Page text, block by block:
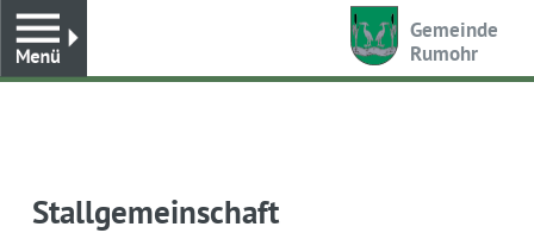
Gemeinde
Rumohr
Stallgemeinschaft